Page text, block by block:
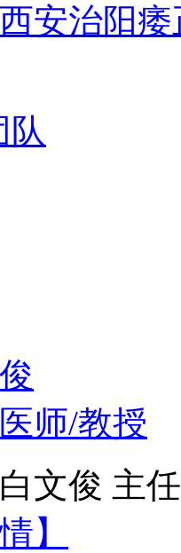
安治阳
队
师/教授
俊 主任
】